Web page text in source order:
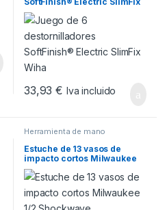
Wiha
33,93€ Iva incluido
Herramienta de mano
Estuche de 13 vasos de
impacto cortos Milwaukee
1/2 Shockwave